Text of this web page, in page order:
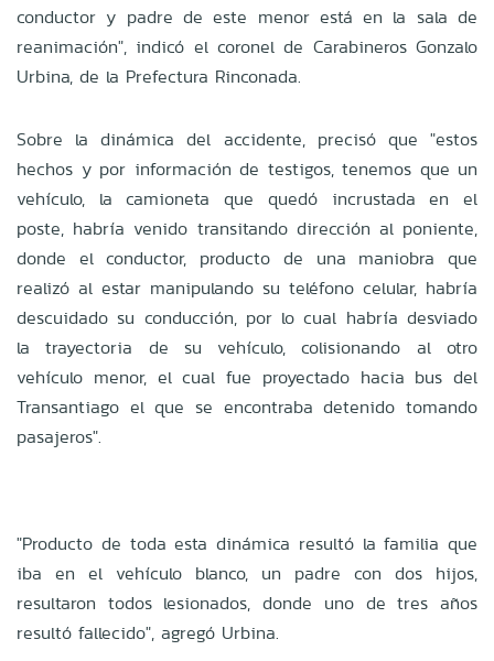
conductor y padre de este menor está en la sala de
reanimación", indicó el coronel de Carabineros Gonzalo
Urbina, de la Prefectura Rinconada.
Sobre la dinámica del accidente, precisó que "estos
hechos y por información de testigos, tenemos que un
vehículo, la camioneta que quedó incrustada en el
poste, habría venido transitando dirección al poniente,
donde el conductor, producto de una maniobra que
realizó al estar manipulando su teléfono celular, habría
descuidado su conducción, por lo cual habría desviado
la trayectoria de su vehículo, colisionando al otro
vehículo menor, el cual fue proyectado hacia bus del
Transantiago el que se encontraba detenido tomando
pasajeros".
"Producto de toda esta dinámica resultó la familia que
iba en el vehículo blanco, un padre con dos hijos,
resultaron todos lesionados, donde uno de tres años
resultó fallecido", agregó Urbina.